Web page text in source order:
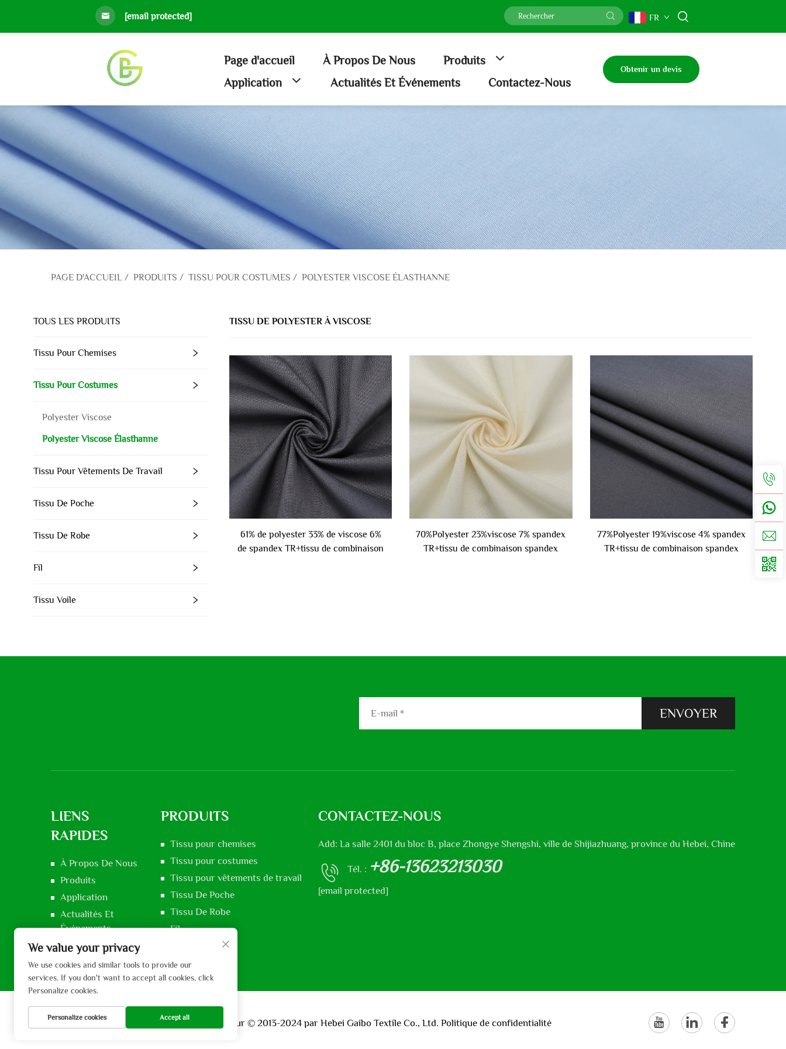
[email protected] FR
Page d'accueil À Propos De Nous
Produits
Application
Actualités Et Événements Contactez-Nous
Obtenir un devis
PAGE D'ACCUEIL / PRODUITS / TISSU POUR COSTUMES / POLYESTER VISCOSE ÉLASTHANNE
TOUS LES PRODUITS
Tissu Pour Chemises
Tissu Pour Costumes
Polyester Viscose
Polyester Viscose Élasthanne
Tissu Pour Vêtements De Travail
Tissu De Poche
Tissu De Robe
Fil
Tissu Voile
TISSU DE POLYESTER À VISCOSE
61% de polyester 33% de viscose 6%
de spandex TR+tissu de combinaison
70%Polyester 23%viscose 7% spandex
TR+tissu de combinaison spandex
77%Polyester 19%viscose 4% spandex
TR+tissu de combinaison spandex
ENVOYER
LIENS
RAPIDES
À Propos De Nous
Produits
Application
Actualités Et
Événements
Contactez-Nous
PRODUITS
Tissu pour chemises
Tissu pour costumes
Tissu pour vêtements de travail
Tissu De Poche
Tissu De Robe
Fil
CONTACTEZ-NOUS
Add: La salle 2401 du bloc B, place Zhongye Shengshi, ville de Shijiazhuang, province du Hebei, Chine
Tél. : +86-13623213030
[email protected]
Droits d'auteur © 2013-2024 par Hebei Gaibo Textile Co., Ltd. Politique de confidentialité
We value your privacy
We use cookies and similar tools to provide our
services. If you don't want to accept all cookies, click
Personalize cookies.
Personalize cookies Accept all